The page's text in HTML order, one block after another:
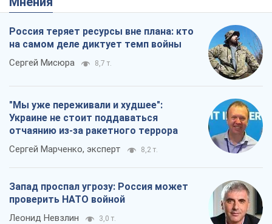
Россия теряет ресурсы вне плана: кто
на самом деле диктует темп войны
Сергей Мисюра 8,7 т.
"Мы уже переживали и худшее":
Украине не стоит поддаваться
отчаянию из-за ракетного террора
Сергей Марченко, эксперт 8,2 т.
Запад проспал угрозу: Россия может
проверить НАТО войной
Леонид Невзлин 3,0 т.